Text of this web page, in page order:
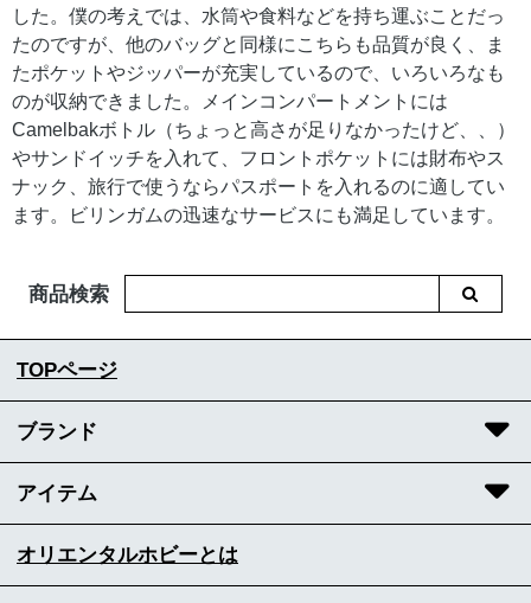
した。僕の考えでは、水筒や食料などを持ち運ぶことだっ
たのですが、他のバッグと同様にこちらも品質が良く、ま
たポケットやジッパーが充実しているので、いろいろなも
のが収納できました。メインコンパートメントには
Camelbakボトル（ちょっと高さが足りなかったけど、、）
やサンドイッチを入れて、フロントポケットには財布やス
ナック、旅行で使うならパスポートを入れるのに適してい
ます。ビリンガムの迅速なサービスにも満足しています。
商品検索
TOPページ
ブランド
アイテム
オリエンタルホビーとは